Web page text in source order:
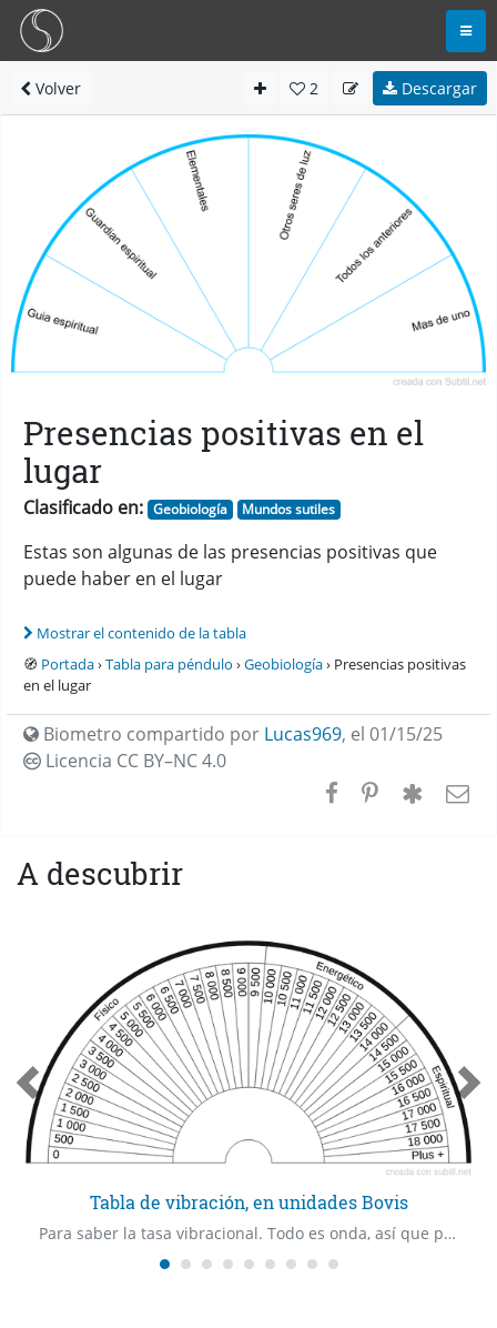
Volver 2 Descargar
Presencias positivas en el
lugar
Clasificado en: Geobiología Mundos sutiles
Estas son algunas de las presencias positivas que
puede haber en el lugar
Mostrar el contenido de la tabla
🧭 Portada›Tabla para péndulo ›Geobiología› Presencias positivas
en el lugar
Biometro compartido por Lucas969, el 01/15/25
Licencia CC BY–NC 4.0
A descubrir
Tabla de vibración, en unidades Bovis
Para saber la tasa vibracional. Todo es onda, así que podemos pedir la nuestra, la de un lugar, de un alimento, de una medicina, de un grupo de seres, de una emoción, de una idea…